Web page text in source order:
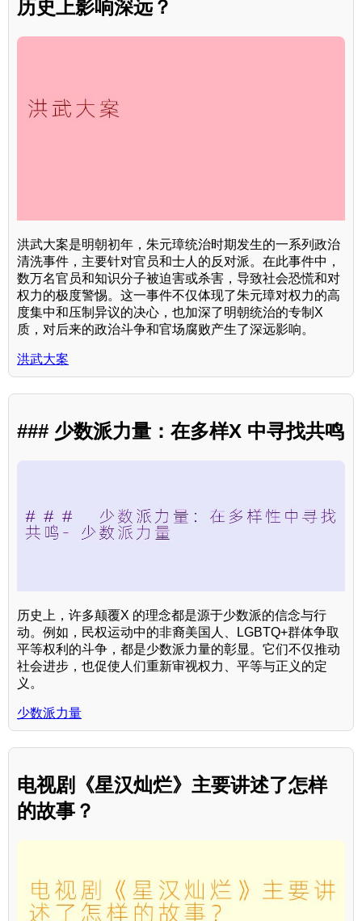
历史上影响深远？
洪武大案是明朝初年，朱元璋统治时期发生的一系列政治
清洗事件，主要针对官员和士人的反对派。在此事件中，
数万名官员和知识分子被迫害或杀害，导致社会恐慌和对
权力的极度警惕。这一事件不仅体现了朱元璋对权力的高
度集中和压制异议的决心，也加深了明朝统治的专制X
质，对后来的政治斗争和官场腐败产生了深远影响。
洪武大案
### 少数派力量：在多样X 中寻找共鸣
历史上，许多颠覆X 的理念都是源于少数派的信念与行
动。例如，民权运动中的非裔美国人、LGBTQ+群体争取
平等权利的斗争，都是少数派力量的彰显。它们不仅推动
社会进步，也促使人们重新审视权力、平等与正义的定
义。
少数派力量
电视剧《星汉灿烂》主要讲述了怎样
的故事？